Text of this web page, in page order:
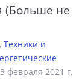
(Больше не
Техники и
3 февраля 2021 г.